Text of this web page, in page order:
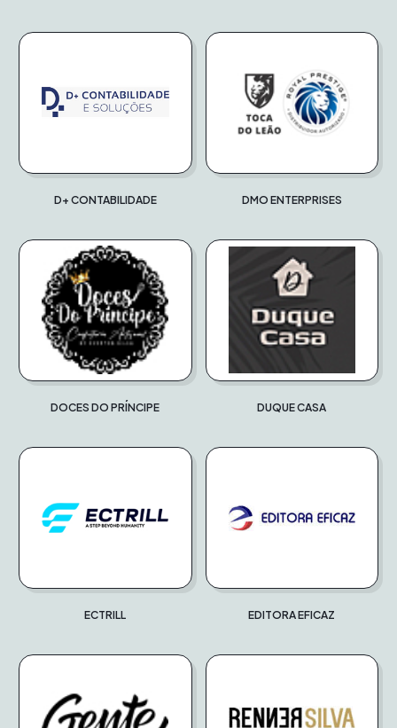
D+ CONTABILIDADE DMO ENTERPRISES
DOCES DO PRÍNCIPE DUQUE CASA
ECTRILL EDITORA EFICAZ